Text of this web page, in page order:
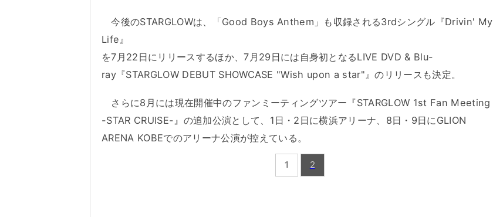
今後のSTARGLOWは、「Good Boys Anthem」も収録される3rdシングル『Drivin' My
Life』
を7月22日にリリースするほか、7月29日には自身初となるLIVE DVD & Blu-
ray『STARGLOW DEBUT SHOWCASE "Wish upon a star"』のリリースも決定。
さらに8月には現在開催中のファンミーティングツアー『STARGLOW 1st Fan Meeting
-STAR CRUISE-』の追加公演として、1日・2日に横浜アリーナ、8日・9日にGLION
ARENA KOBEでのアリーナ公演が控えている。
1 2